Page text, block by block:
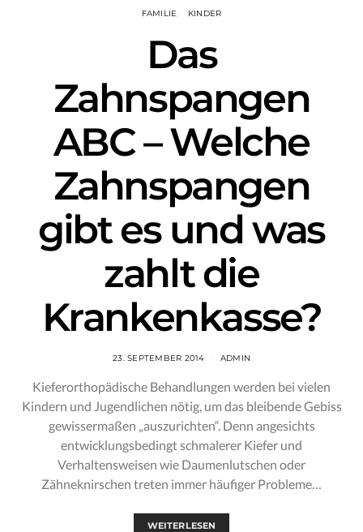
FAMILIE KINDER
Das
Zahnspangen
ABC – Welche
Zahnspangen
gibt es und was
zahlt die
Krankenkasse?
23. SEPTEMBER 2014 ADMIN
Kieferorthopädische Behandlungen werden bei vielen
Kindern und Jugendlichen nötig, um das bleibende Gebiss
gewissermaßen „auszurichten“. Denn angesichts
entwicklungsbedingt schmalerer Kiefer und
Verhaltensweisen wie Daumenlutschen oder
Zähneknirschen treten immer häufiger Probleme…
WEITERLESEN